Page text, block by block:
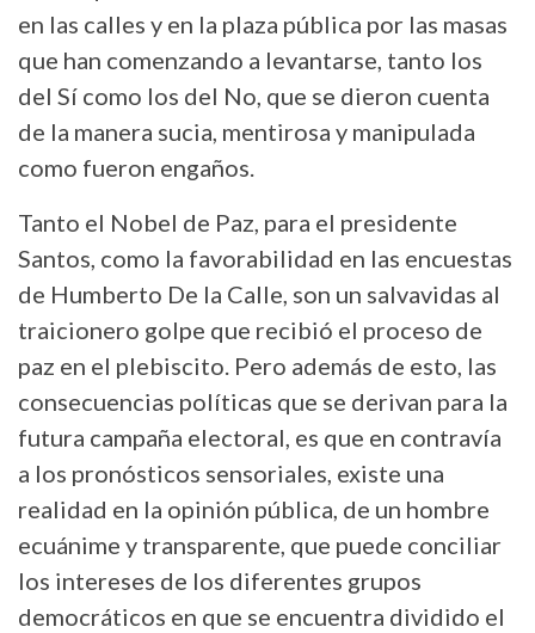
en las calles y en la plaza pública por las masas
que han comenzando a levantarse, tanto los
del Sí como los del No, que se dieron cuenta
de la manera sucia, mentirosa y manipulada
como fueron engaños.
Tanto el Nobel de Paz, para el presidente
Santos, como la favorabilidad en las encuestas
de Humberto De la Calle, son un salvavidas al
traicionero golpe que recibió el proceso de
paz en el plebiscito. Pero además de esto, las
consecuencias políticas que se derivan para la
futura campaña electoral, es que en contravía
a los pronósticos sensoriales, existe una
realidad en la opinión pública, de un hombre
ecuánime y transparente, que puede conciliar
los intereses de los diferentes grupos
democráticos en que se encuentra dividido el